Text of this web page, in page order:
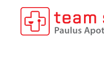
Zum Hauptinhalt